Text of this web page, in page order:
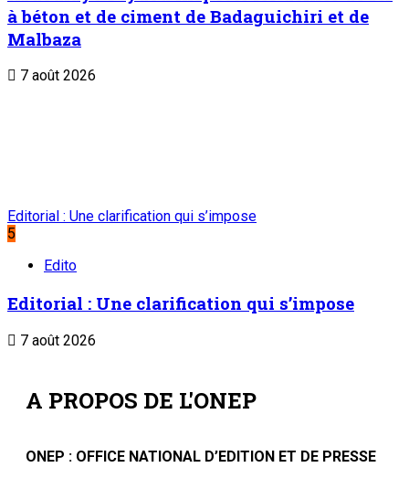
à béton et de ciment de Badaguichiri et de
Malbaza
7 août 2026
Editorial : Une clarification qui s’impose
5
Edito
Editorial : Une clarification qui s’impose
7 août 2026
A PROPOS DE L'ONEP
ONEP : OFFICE NATIONAL D’EDITION ET DE PRESSE